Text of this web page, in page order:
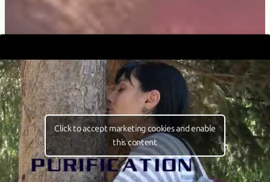
Click to accept marketing cookies and enable
this content